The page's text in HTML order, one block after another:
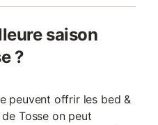
saison
?
peuvent offrir les bed &
Tosse on peut